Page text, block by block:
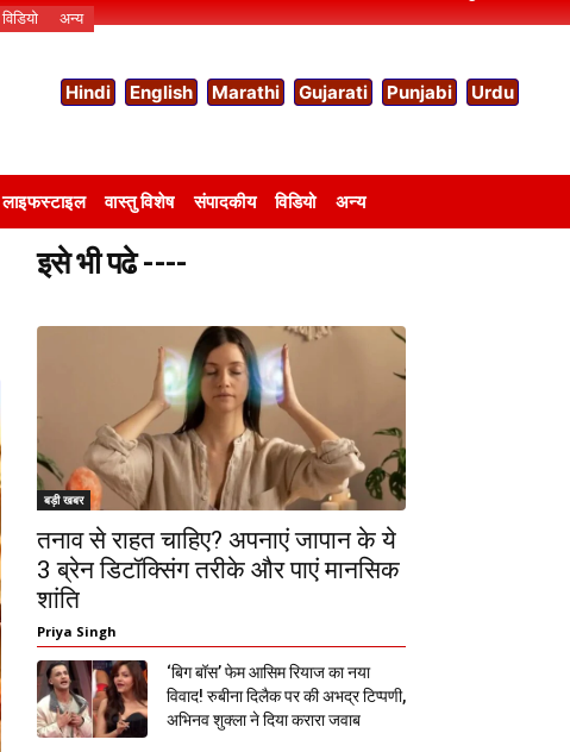
विडियो अन्य
Hindi English Marathi Gujarati Punjabi Urdu
लाइफस्टाइल वास्तु विशेष संपादकीय विडियो अन्य
इसे भी पढे ----
बड़ी खबर
तनाव से राहत चाहिए? अपनाएं जापान के ये
3 ब्रेन डिटॉक्सिंग तरीके और पाएं मानसिक
शांति
Priya Singh
‘बिग बॉस’ फेम आसिम रियाज का नया
विवाद! रुबीना दिलैक पर की अभद्र टिप्पणी,
अभिनव शुक्ला ने दिया करारा जवाब